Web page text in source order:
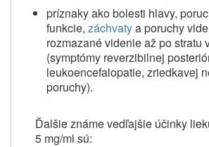
príznaky ako bolesti hlavy,
funkcie, záchvatya poruchy
rozmazané videnie až po stratu
(symptómy reverzibilnej
leukoencefalopatie, zriedkavej
poruchy).
Ďalšie známe vedľajšie účinky
5 mg/ml sú: